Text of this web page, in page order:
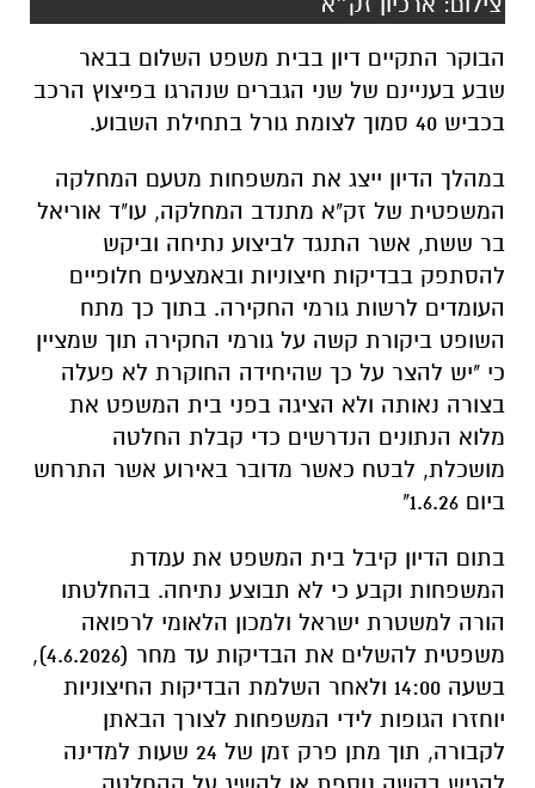
הבוקר התקיים דיון בבית משפט השלום בבאר
שבע בעניינם של שני הגברים שנהרגו בפיצוץ הרכב
בכביש 40 סמוך לצומת גורל בתחילת השבוע.
במהלך הדיון ייצג את המשפחות מטעם המחלקה
המשפטית של זק"א מתנדב המחלקה, עו"ד אוריאל
בר ששת, אשר התנגד לביצוע נתיחה וביקש
להסתפק בבדיקות חיצוניות ובאמצעים חלופיים
העומדים לרשות גורמי החקירה. בתוך כך מתח
השופט ביקורת קשה על גורמי החקירה תוך שמציין
כי "יש להצר על כך שהיחידה החוקרת לא פעלה
בצורה נאותה ולא הציגה בפני בית המשפט את
מלוא הנתונים הנדרשים כדי קבלת החלטה
מושכלת, לבטח כאשר מדובר באירוע אשר התרחש
ביום 1.6.26"
בתום הדיון קיבל בית המשפט את עמדת
המשפחות וקבע כי לא תבוצע נתיחה. בהחלטתו
הורה למשטרת ישראל ולמכון הלאומי לרפואה
משפטית להשלים את הבדיקות עד מחר (4.6.2026),
בשעה 14:00 ולאחר השלמת הבדיקות החיצוניות
יוחזרו הגופות לידי המשפחות לצורך הבאתן
לקבורה, תוך מתן פרק זמן של 24 שעות למדינה